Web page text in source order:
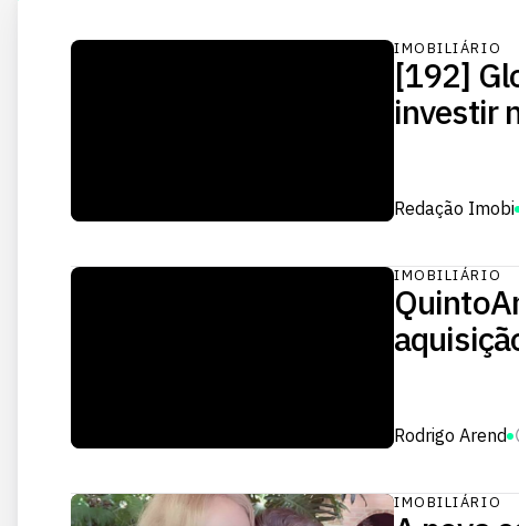
IMOBILIÁRIO
[192]
investir
Redação Imobi
IMOBILIÁRIO
Rodrigo Arend
IMOBILIÁRIO